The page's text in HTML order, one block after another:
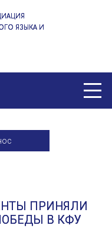
ЯЗЫКА И
ПРИНЯЛИ
В КФУ